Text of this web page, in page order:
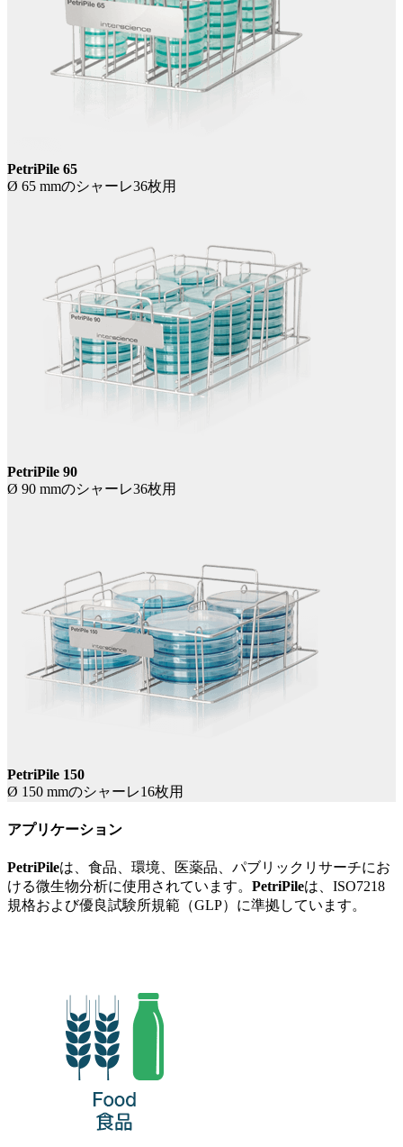
PetriPile 65
Ø 65 mmのシャーレ36枚用
PetriPile 90
Ø 90 mmのシャーレ36枚用
PetriPile 150
Ø 150 mmのシャーレ16枚用
アプリケーション
PetriPileは、食品、環境、医薬品、パブリックリサーチにお
ける微生物分析に使用されています。 PetriPileは、ISO7218
規格および優良試験所規範（GLP）に準拠しています。